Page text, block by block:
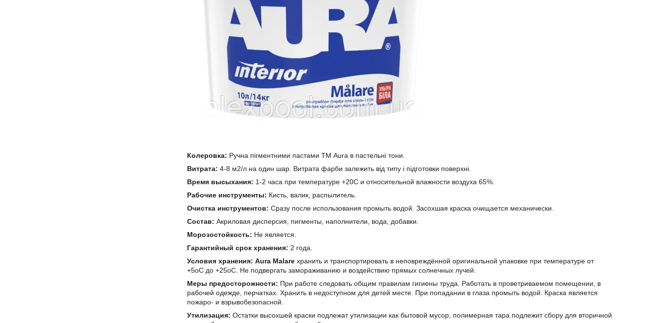
Колеровка: Ручна пігментними пастами ТМ Aura в пастельні тони.
Витрата: 4-8 м2/л на один шар. Витрата фарби залежить від типу і підготовки поверхні.
Время высыхания: 1-2 часа при температуре +20C и относительной влажности воздуха 65%.
Рабочие инструменты: Кисть, валик, распылитель.
Очистка инструментов: Сразу после использования промыть водой. Засохшая краска очищается механически.
Состав: Акриловая дисперсия, пигменты, наполнители, вода, добавки.
Морозостойкость: Не является.
Гарантийный срок хранения: 2 года.
Условия хранения: Aura Malare хранить и транспортировать в неповреждённой оригинальной упаковке при температуре от
+5oС до +25oС. Не подвергать замораживанию и воздействию прямых солнечных лучей.
Меры предосторожности: При работе следовать общим правилам гигиены труда. Работать в проветриваемом помещении, в
рабочей одежде, перчатках. Хранить в недоступном для детей месте. При попадании в глаза промыть водой. Краска является
пожаро- и взрывобезопасной.
Утилизация: Остатки высохшей краски подлежат утилизации как бытовой мусор, полимерная тара подлежит сбору для вторичной